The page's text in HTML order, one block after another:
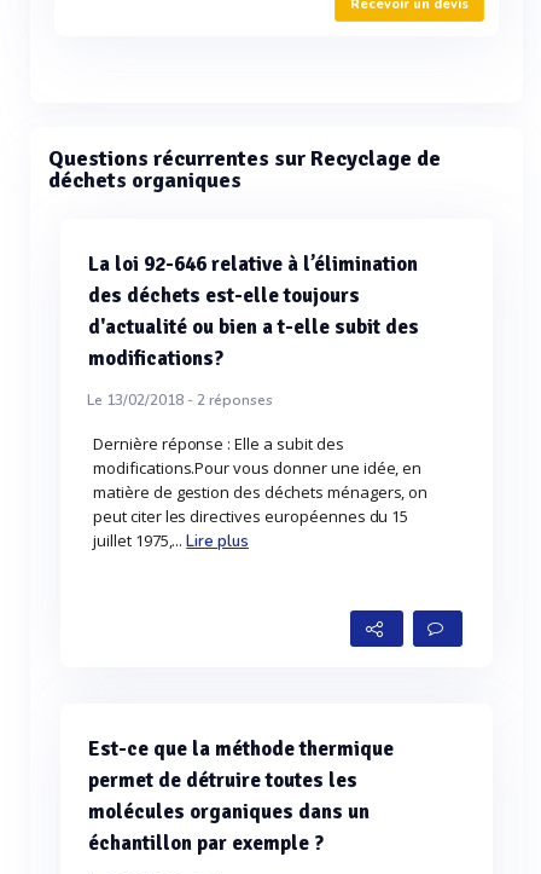
Recevoir un devis
Questions récurrentes sur Recyclage de
déchets organiques
La loi 92-646 relative à l’élimination
des déchets est-elle toujours
d'actualité ou bien a t-elle subit des
modifications?
Le 13/02/2018 -2réponses
Dernière réponse : Elle a subit des
modifications.Pour vous donner une idée, en
matière de gestion des déchets ménagers, on
peut citer les directives européennes du 15
juillet 1975,...Lire plus
Est-ce que la méthode thermique
permet de détruire toutes les
molécules organiques dans un
échantillon par exemple ?